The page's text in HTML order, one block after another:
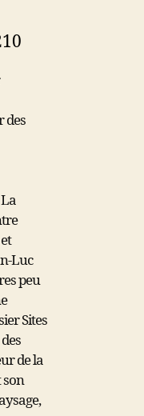
des
Luc
peu
Sites
de la
son